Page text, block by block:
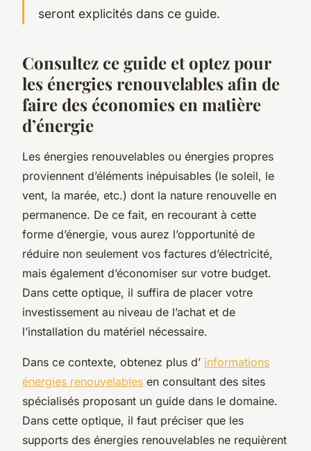
seront explicités dans ce guide.
Consultez ce guide et optez pour
les énergies renouvelables afin de
faire des économies en matière
d’énergie
Les énergies renouvelables ou énergies propres
proviennent d’éléments inépuisables (le soleil, le
vent, la marée, etc.) dont la nature renouvelle en
permanence. De ce fait, en recourant à cette
forme d’énergie, vous aurez l’opportunité de
réduire non seulement vos factures d’électricité,
mais également d’économiser sur votre budget.
Dans cette optique, il suffira de placer votre
investissement au niveau de l’achat et de
l’installation du matériel nécessaire.
Dans ce contexte, obtenez plus d’ informations
énergies renouvelables en consultant des sites
spécialisés proposant un guide dans le domaine.
Dans cette optique, il faut préciser que les
supports des énergies renouvelables ne requièrent